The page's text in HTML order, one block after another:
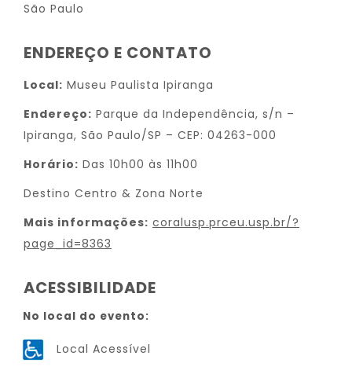
São Paulo
ENDEREÇO E CONTATO
Local: Museu Paulista Ipiranga
Endereço: Parque da Independência, s/n –
Ipiranga, São Paulo/SP – CEP: 04263-000
Horário: Das 10h00 às 11h00
Destino Centro & Zona Norte
Mais informações: coralusp.prceu.usp.br/?
page_id=8363
ACESSIBILIDADE
No local do evento:
Local Acessível